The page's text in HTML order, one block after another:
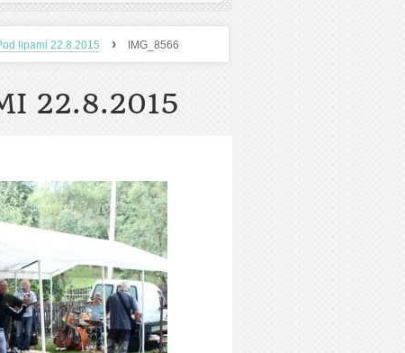
lipami 22.8.2015 › IMG_8566
22.8.2015